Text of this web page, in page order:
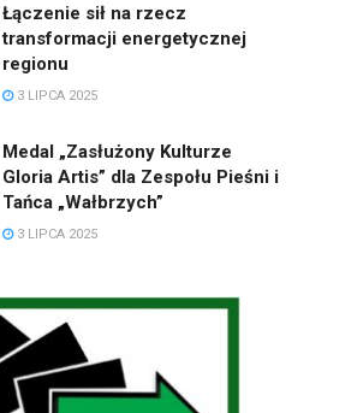
Łączenie sił na rzecz
transformacji energetycznej
regionu
3 LIPCA 2025
Medal „Zasłużony Kulturze
Gloria Artis” dla Zespołu Pieśni i
Tańca „Wałbrzych”
3 LIPCA 2025